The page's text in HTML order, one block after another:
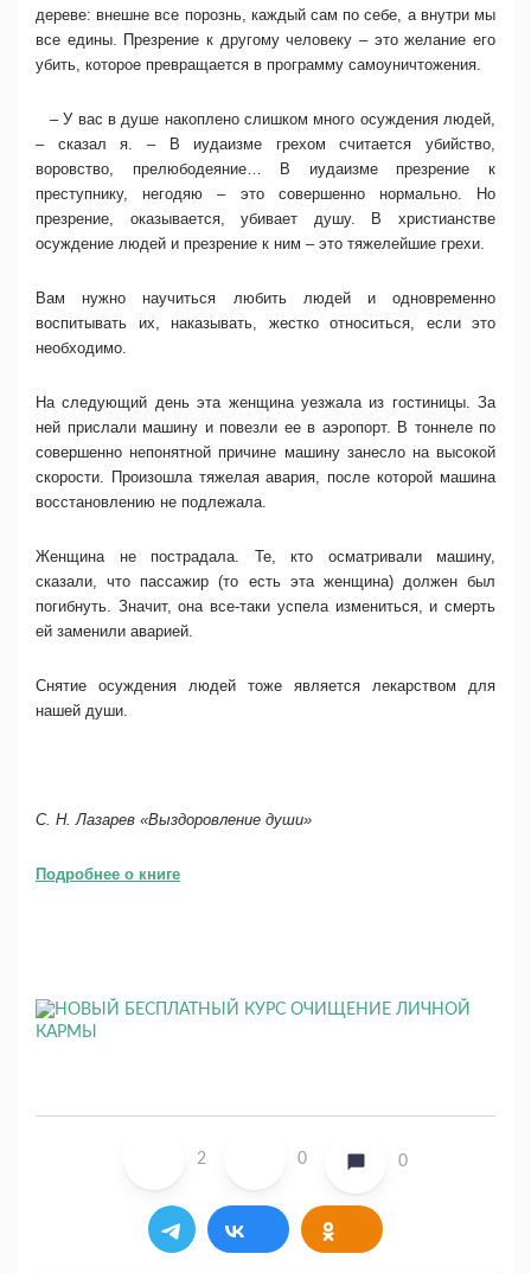
дереве: внешне все порознь, каждый сам по себе, а внутри мы
все едины. Презрение к другому человеку – это желание его
убить, которое превращается в программу самоуничтожения.
– У вас в душе накоплено слишком много осуждения людей,
– сказал я. – В иудаизме грехом считается убийство,
воровство, прелюбодеяние… В иудаизме презрение к
преступнику, негодяю – это совершенно нормально. Но
презрение, оказывается, убивает душу. В христианстве
осуждение людей и презрение к ним – это тяжелейшие грехи.
Вам нужно научиться любить людей и одновременно
воспитывать их, наказывать, жестко относиться, если это
необходимо.
На следующий день эта женщина уезжала из гостиницы. За
ней прислали машину и повезли ее в аэропорт. В тоннеле по
совершенно непонятной причине машину занесло на высокой
скорости. Произошла тяжелая авария, после которой машина
восстановлению не подлежала.
Женщина не пострадала. Те, кто осматривали машину,
сказали, что пассажир (то есть эта женщина) должен был
погибнуть. Значит, она все-таки успела измениться, и смерть
ей заменили аварией.
Снятие осуждения людей тоже является лекарством для
нашей души.
С. Н. Лазарев «Выздоровление души»
Подробнее о книге
2 0 0